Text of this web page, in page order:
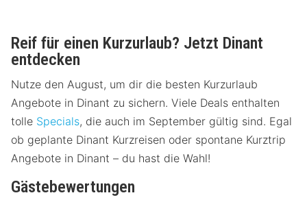
Reif für einen Kurzurlaub? Jetzt Dinant
entdecken
Nutze den August, um dir die besten Kurzurlaub
Angebote in Dinant zu sichern. Viele Deals enthalten
tolle Specials, die auch im September gültig sind. Egal
ob geplante Dinant Kurzreisen oder spontane Kurztrip
Angebote in Dinant – du hast die Wahl!
Gästebewertungen